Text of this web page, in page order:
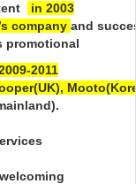
in 2003
’s company and
promotional
2011